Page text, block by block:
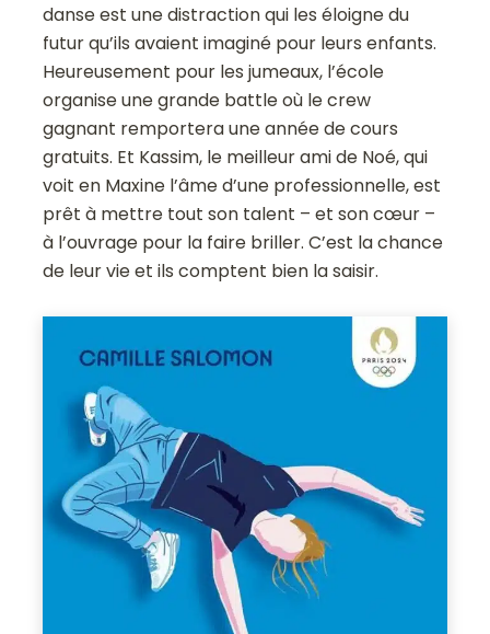
danse est une distraction qui les éloigne du
futur qu’ils avaient imaginé pour leurs enfants.
Heureusement pour les jumeaux, l’école
organise une grande battle où le crew
gagnant remportera une année de cours
gratuits. Et Kassim, le meilleur ami de Noé, qui
voit en Maxine l’âme d’une professionnelle, est
prêt à mettre tout son talent – et son cœur –
à l’ouvrage pour la faire briller. C’est la chance
de leur vie et ils comptent bien la saisir.